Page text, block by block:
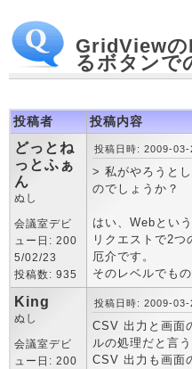
GridViewの
るボタンで
投稿者 投稿内容
どっとね
っとふぁ
ん
ぬし
会議室デビ
ュー日: 200
5/02/23
投稿数: 935
投稿日時: 2009-
> 私がやろうと
のでしょうか？
はい、Webとい
リクエストで2つ
厄介です。
そのレベルでも
King
ぬし
会議室デビ
ュー日: 200
投稿日時: 2009-
CSV 出力と画面
ルの処理だと言
CSV 出力も画面